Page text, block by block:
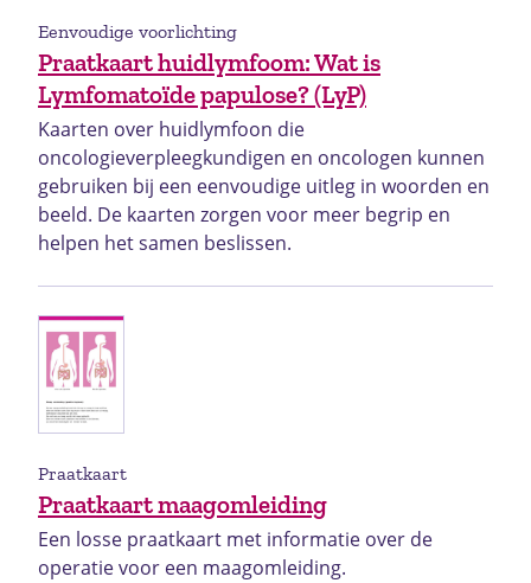
Praatkaart huidlymfoom: Wat is
Lymfomatoïde papulose? (LyP)
Eenvoudige voorlichting
Kaarten over huidlymfoon die
oncologieverpleegkundigen en oncologen kunnen
gebruiken bij een eenvoudige uitleg in woorden en
beeld. De kaarten zorgen voor meer begrip en
helpen het samen beslissen.
Praatkaart maagomleiding
Praatkaart
Een losse praatkaart met informatie over de
operatie voor een maagomleiding.